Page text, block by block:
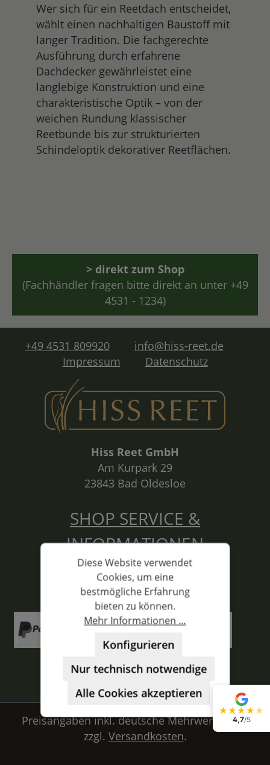
Wer sich für ein Reetdach entscheidet,
wählt einen nachhaltigen Baustoff mit
langer Tradition. Die fachgerechte
Ausführung durch erfahrene
Dachdecker gewährleistet eine
langlebige Konstruktion und eine
charakteristische Optik – von der
weichen Rundung klassischer
Reetbunde bis zur strukturierten
Schindeloptik dekorativer Reetflächen.
> direkt zum Shop
(Fachhändler fragen bitte direkt an unter +49
4531 - 1234)
+49 4531 809920
info@hiss-reet.de
Impressum
Datenschutz
Hiss Reet GmbH
Am Kurpark 29
23843 Bad Oldesloe
SHOP SERVICE &
INFORMATIONEN
ZAHLUNGSARTEN
Preisangaben inkl. deutsche Mehrwertsteuer
zzgl. Versandkosten.
Diese Website verwendet
Cookies, um eine
bestmögliche Erfahrung
bieten zu können.
Mehr Informationen ...
Nur technisch notwendige
Konfigurieren
Alle Cookies akzeptieren
★★★★★
4,7/5